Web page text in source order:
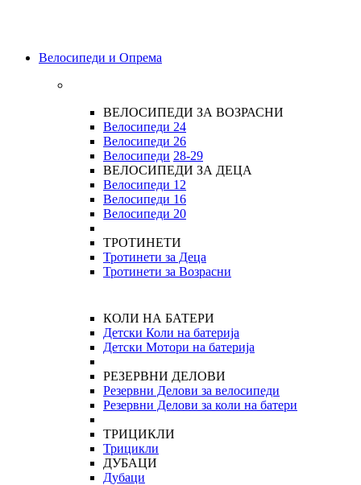
Велосипеди и Опрема
ВЕЛОСИПЕДИ ЗА ВОЗРАСНИ
Велосипеди 24
Велосипеди 26
Велосипеди 28-29
ВЕЛОСИПЕДИ ЗА ДЕЦА
Велосипеди 12
Велосипеди 16
Велосипеди 20
ТРОТИНЕТИ
Тротинети за Деца
Тротинети за Возрасни
КОЛИ НА БАТЕРИ
Детски Коли на батерија
Детски Мотори на батерија
РЕЗЕРВНИ ДЕЛОВИ
Резервни Делови за велосипеди
Резервни Делови за коли на батери
ТРИЦИКЛИ
Трицикли
ДУБАЦИ
Дубаци